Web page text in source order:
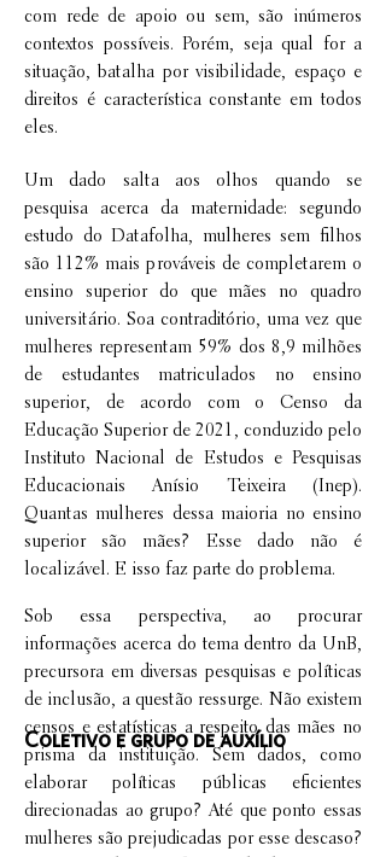
com rede de apoio ou sem, são inúmeros
contextos possíveis. Porém, seja qual for a
situação, batalha por visibilidade, espaço e
direitos é característica constante em todos
eles.
Um dado salta aos olhos quando se
pesquisa acerca da maternidade: segundo
estudo do Datafolha, mulheres sem filhos
são 112% mais prováveis de completarem o
ensino superior do que mães no quadro
universitário. Soa contraditório, uma vez que
mulheres representam 59% dos 8,9 milhões
de estudantes matriculados no ensino
superior, de acordo com o Censo da
Educação Superior de 2021, conduzido pelo
Instituto Nacional de Estudos e Pesquisas
Educacionais Anísio Teixeira (Inep).
Quantas mulheres dessa maioria no ensino
superior são mães? Esse dado não é
localizável. E isso faz parte do problema.
Sob essa perspectiva, ao procurar
informações acerca do tema dentro da UnB,
precursora em diversas pesquisas e políticas
de inclusão, a questão ressurge. Não existem
censos e estatísticas a respeito das mães no
prisma da instituição. Sem dados, como
elaborar políticas públicas eficientes
direcionadas ao grupo? Até que ponto essas
mulheres são prejudicadas por esse descaso?
Coletivo e grupo de auxílio